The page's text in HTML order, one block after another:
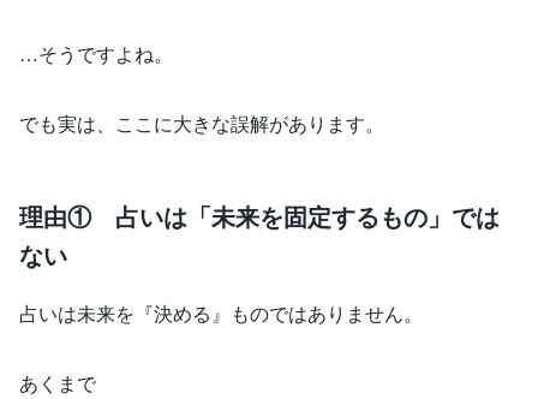
…そうですよね。
でも実は、ここに大きな誤解があります。
理由① 占いは「未来を固定するもの」では
ない
占いは未来を『決める』ものではありません。
あくまで